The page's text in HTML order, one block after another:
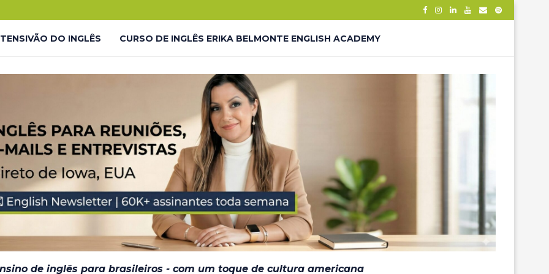
DO INGLÊS CURSO DE INGLÊS ERIKA BELMONTE ENGLISH ACADEMY
LIVES GRATUITAS YOUTUBE – LP
LIVES GRATUITAS YOUTUBE – THANK YOU
#INGLÊS7EM7 – THANK YOU JORNADA DO INGLÊS – LP
EM BREVE
de inglês para brasileiros - com um toque de cultura americana